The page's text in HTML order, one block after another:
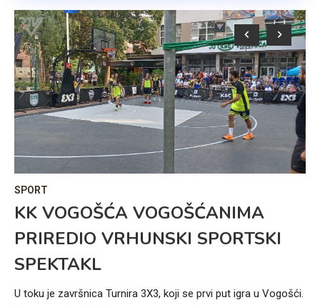
SPORT
KK VOGOŠĆA VOGOŠĆANIMA
PRIREDIO VRHUNSKI SPORTSKI
SPEKTAKL
U toku je završnica Turnira 3X3, koji se prvi put igra u Vogošći.